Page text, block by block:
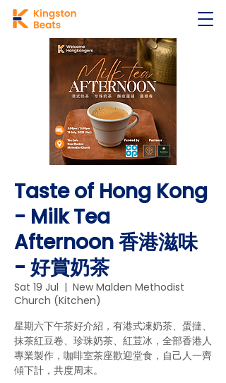
Taste of Hong Kong
- Milk Tea
Afternoon 香港滋味
- 好賞奶茶
Sat 19 Jul
  |
New Malden Methodist
Church (Kitchen)
星期六下午茶好介紹，有港式凍奶茶、蛋撻、
抹茶紅豆卷、珍珠奶茶、紅荳冰，全部香港人
專業製作，咖啡室茶座歡迎堂食，自己人一齊
傾下計，共度周末。